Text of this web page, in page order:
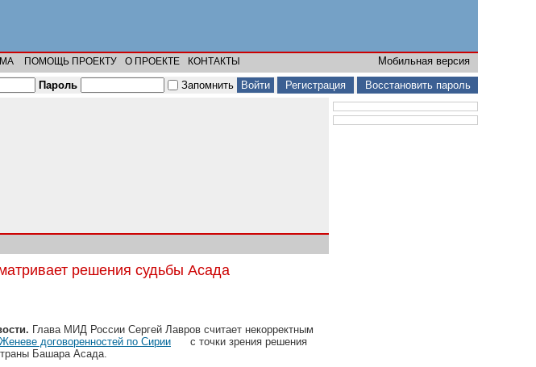
ПОМОЩЬ ПРОЕКТУ О ПРОЕКТЕ КОНТАКТЫ
Мобильная версия
Пароль Запомнить Регистрация Восстановить пароль
решения судьбы Асада
Глава МИД России Сергей Лавров считает некорректным
договоренностей по Сирии
с точки зрения решения
Башара Асада.